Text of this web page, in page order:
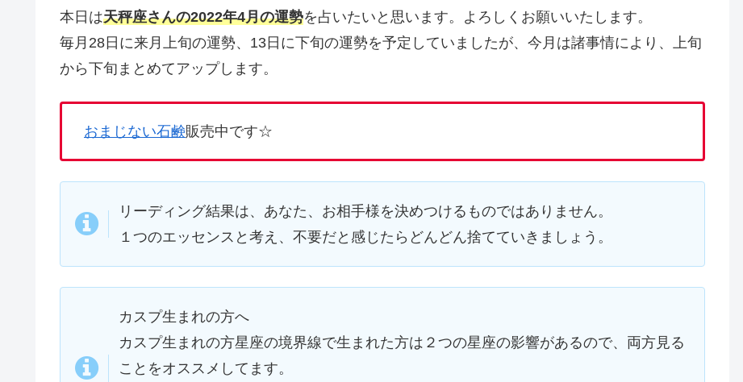
本日は天秤座さんの2022年4月の運勢を占いたいと思います。よろしくお願いいたします。
毎月28日に来月上旬の運勢、13日に下旬の運勢を予定していましたが、今月は諸事情により、上旬
から下旬まとめてアップします。
おまじない石鹸販売中です☆
リーディング結果は、あなた、お相手様を決めつけるものではあり ません。
１つのエッセンスと考え、不要だと感じたらどんどん捨てていきま しょう。
カスプ生まれの方へ
カスプ生まれの方星座の境界線で生まれた方は２つの星座の影響があるので、両方見る
ことをオススメしてます。